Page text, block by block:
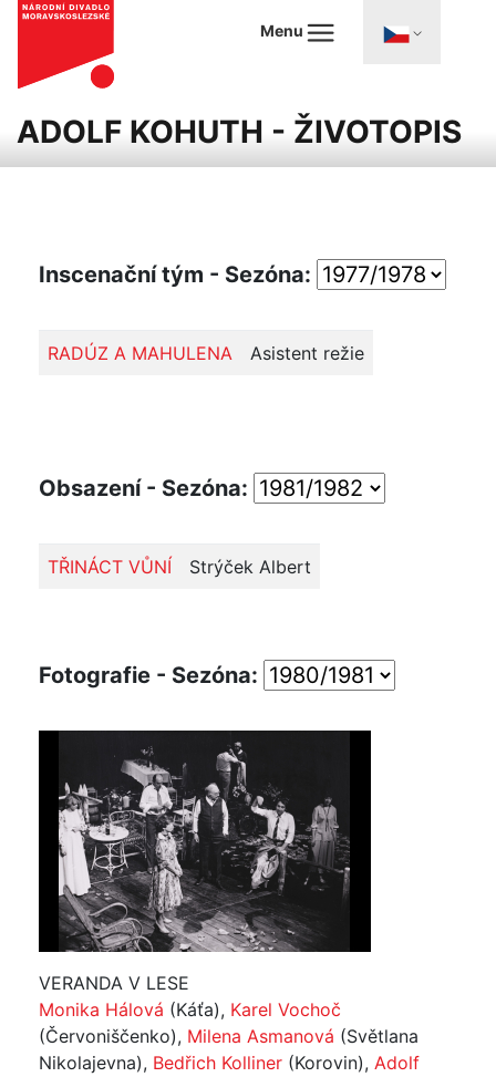
Menu
ADOLF KOHUTH - ŽIVOTOPIS
Inscenační tým - Sezóna:
RADÚZ A MAHULENA Asistent režie
Obsazení - Sezóna:
TŘINÁCT VŮNÍ Strýček Albert
Fotografie - Sezóna:
VERANDA V LESE
Monika Hálová (Káťa), Karel Vochoč
(Červoniščenko), Milena Asmanová (Světlana
Nikolajevna), Bedřich Kolliner (Korovin), Adolf